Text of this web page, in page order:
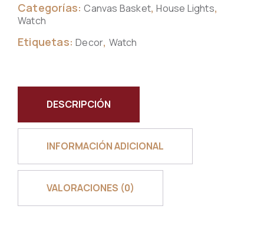
Categorías:Canvas Basket,House Lights,
Watch
Etiquetas:Decor, Watch
DESCRIPCIÓN
INFORMACIÓN ADICIONAL
VALORACIONES (0)